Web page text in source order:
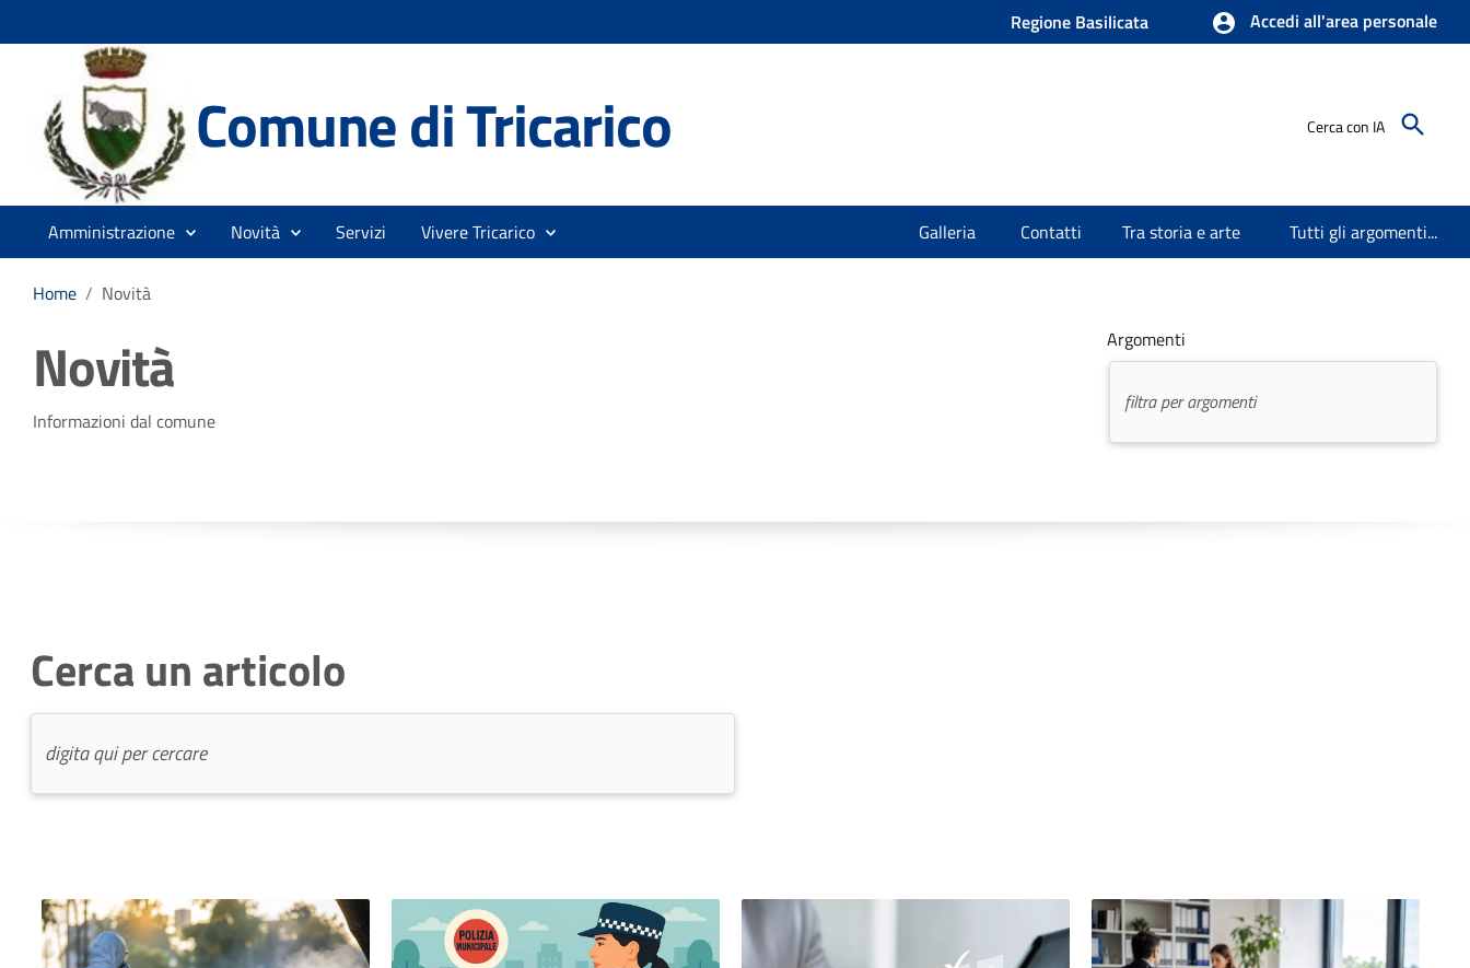
Regione Basilicata Accedi all'area personale
Comune di Tricarico Cerca con IA
Amministrazione Novità Servizi Vivere Tricarico Galleria Contatti Tra storia e arte Tutti gli argomenti...
Home / Novità
Novità
Informazioni dal comune
Argomenti
Cerca un articolo